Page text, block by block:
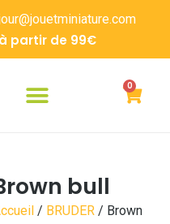
partir de 99€
0
bull
/ BRUDER/ Brown